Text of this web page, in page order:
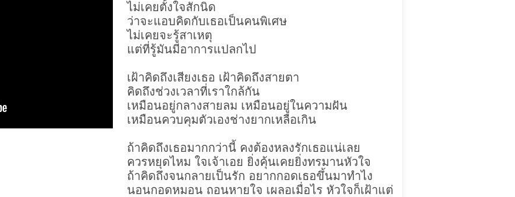
ไม่เคยตั้งใจสักนิด
ว่าจะแอบคิดกับเธอเป็นคนพิเศษ
ไม่เคยจะรู้สาเหตุ
แต่ที่รู้มันมีอาการแปลกไป
เฝ้าคิดถึงเสียงเธอ เฝ้าคิดถึงสายตา
คิดถึงช่วงเวลาที่เราใกล้กัน
เหมือนอยู่กลางสายลม เหมือนอยู่ในความฝัน
เหมือนควบคุมตัวเองช่างยากเหลือเกิน
ถ้าคิดถึงเธอมากกว่านี้ คงต้องหลงรักเธอแน่เลย
ควรหยุดไหม ใจเจ้าเอย ยิ่งคุ้นเคยยิ่งทรมานหัวใจ
ถ้าคิดถึงจนกลายเป็นรัก อยากกอดเธอขึ้นมาทำไง
นอนกอดหมอน ถอนหายใจ เผลอเมื่อไร หัวใจก็เฝ้าแต่